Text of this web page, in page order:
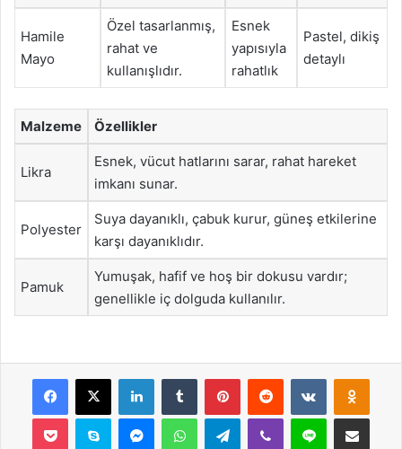
Hamile
Mayo
Özel tasarlanmış,
rahat ve
kullanışlıdır.
Esnek
yapısıyla
rahatlık
Pastel, dikiş
detaylı
Malzeme Özellikler
Likra
Esnek, vücut hatlarını sarar, rahat hareket
imkanı sunar.
Polyester
Suya dayanıklı, çabuk kurur, güneş etkilerine
karşı dayanıklıdır.
Pamuk
Yumuşak, hafif ve hoş bir dokusu vardır;
genellikle iç dolguda kullanılır.
Facebook
X LinkedInTumblr PinterestReddit VKontakte
Pocket Skype MessengerWhatsAppTelegramViber Line E-Posta ile